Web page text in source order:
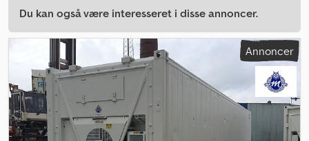
Du kan også være interesseret i disse annoncer.
Annoncer